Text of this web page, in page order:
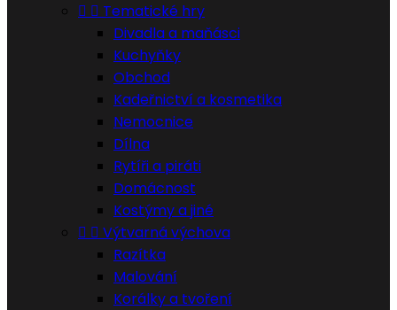
  Tematické hry
Divadla a maňásci
Kuchyňky
Obchod
Kadeřnictví a kosmetika
Nemocnice
Dílna
Rytíři a piráti
Domácnost
Kostýmy a jiné
  Výtvarná výchova
Razítka
Malování
Korálky a tvoření